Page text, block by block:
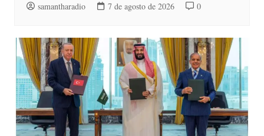
samantharadio 7 de agosto de 2026 0